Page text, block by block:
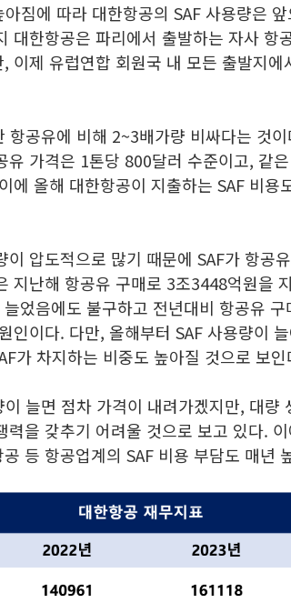
짐에 따라 대한항공의 SAF 사용량은
대한항공은 파리에서 출발하는 자사 항
이제 유럽연합 회원국 내 모든 출발지에
항공유에 비해 2~3배가량 비싸다는 것
유 가격은 1톤당 800달러 수준이고, 같
에 올해 대한항공이 지출하는 SAF 비용
이 압도적으로 많기 때문에 SAF가 항공
지난해 항공유 구매로 3조3448억원을
었음에도 불구하고 전년대비 항공유
인이다. 다만, 올해부터 SAF 사용량이
가 차지하는 비중도 높아질 것으로 보인
늘면 점차 가격이 내려가겠지만, 대량
력을 갖추기 어려울 것으로 보고 있다.
등 항공업계의 SAF 비용 부담도 매년